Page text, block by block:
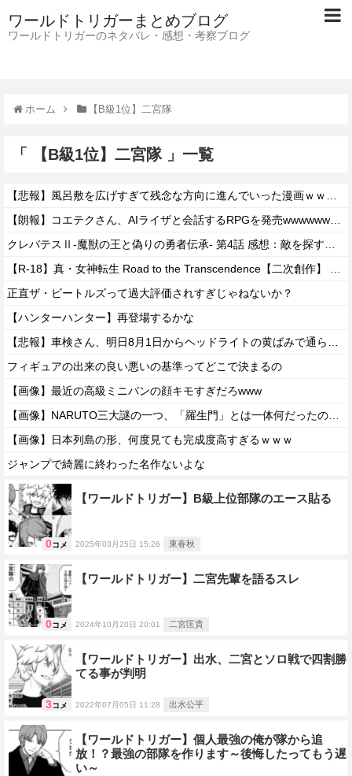
ワールドトリガーまとめブログ
ワールドトリガーのネタバレ・感想・考察ブログ
ホーム 【B級1位】二宮隊
「 【B級1位】二宮隊 」一覧
【悲報】風呂敷を広げすぎて残念な方向に進んでいった漫画ｗｗｗｗｗ
【朗報】コエテクさん、AIライザと会話するRPGを発売wwwwwwwwwwww
クレバテスⅡ-魔獣の王と偽りの勇者伝承- 第4話 感想：敵を探すよりトアの書を餌に誘き出す作戦！
【R-18】真・女神転生 Road to the Transcendence【二次創作】 第２０話
正直ザ・ビートルズって過大評価されすぎじゃねないか？
【ハンターハンター】再登場するかな
【悲報】車検さん、明日8月1日からヘッドライトの黄ばみで通らなくなる模様…
フィギュアの出来の良い悪いの基準ってどこで決まるの
【画像】最近の高級ミニバンの顔キモすぎだろwww
【画像】NARUTO三大謎の一つ、「羅生門」とは一体何だったのか！？
【画像】日本列島の形、何度見ても完成度高すぎるｗｗｗ
ジャンプで綺麗に終わった名作ないよな
0コメ
【ワールドトリガー】B級上位部隊のエース貼る
2025年03月25日 15:26 東春秋
0コメ
【ワールドトリガー】二宮先輩を語るスレ
2024年10月20日 20:01 二宮匡貴
3コメ
【ワールドトリガー】出水、二宮とソロ戦で四割勝
てる事が判明
2022年07月05日 11:28 出水公平
【ワールドトリガー】個人最強の俺が隊から追
放！？最強の部隊を作ります～後悔したってもう遅
い～